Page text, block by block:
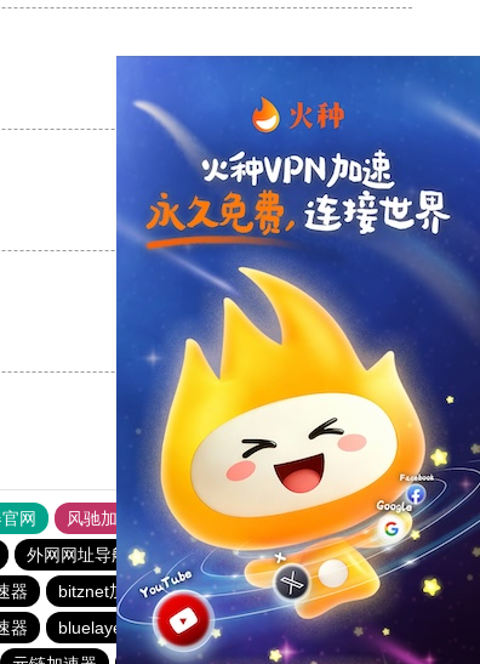
支持
支持[0] 反对[0]
支持[0] 反对[0]
网 风驰加速器
旋风加速器
外网网址导航 软件中心
pigcha加速器
器 bitznet加速器 速鹰666
橘子加速器
器 bluelayer加速器 优云666
hammer加速器